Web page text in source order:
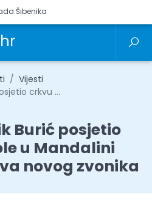
Šibenika
Vijesti
crkvu ...
Burić posjetio
u Mandalini
novog zvonika